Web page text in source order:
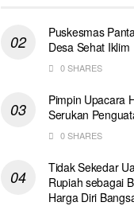
Puskesmas
Desa Sehat Iklim
0 SHARES
Pimpin Upacara
Serukan
0 SHARES
Tidak Sekedar
Rupiah sebagai
Harga Diri